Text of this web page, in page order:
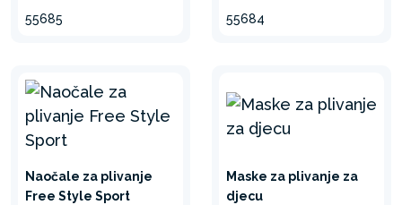
55685
55684
Naočale za plivanje
Free Style Sport
Maske za plivanje za
djecu